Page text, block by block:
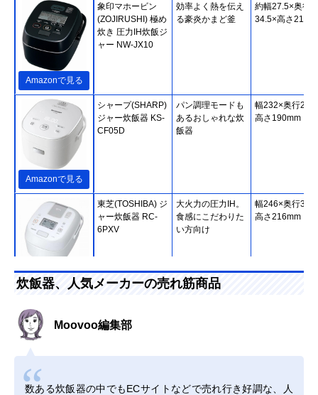
Amazonで見る
象印マホービン
(ZOJIRUSHI) 極め
炊き 圧力IH炊飯ジ
ャー NW-JX10
効率よく熱を伝え
る豪炎かまど釜
約幅27.5×奥行
34.5×高さ
Amazonで見る
シャープ(SHARP)
ジャー炊飯器 KS-
CF05D
パン調理モードも
あるおしゃれな炊
飯器
幅232×奥行
高さ190mm
楽天市場で見る
東芝(TOSHIBA) ジ
ャー炊飯器 RC-
6PXV
大火力の圧力IH。
食感にこだわりた
い方向け
幅246×奥行
高さ216mm
Amazonで見る
炊飯器、人気メーカーの売れ筋商品
Moovoo編集部
数ある炊飯器の中でもECサイトなどで売れ行き好調な、人